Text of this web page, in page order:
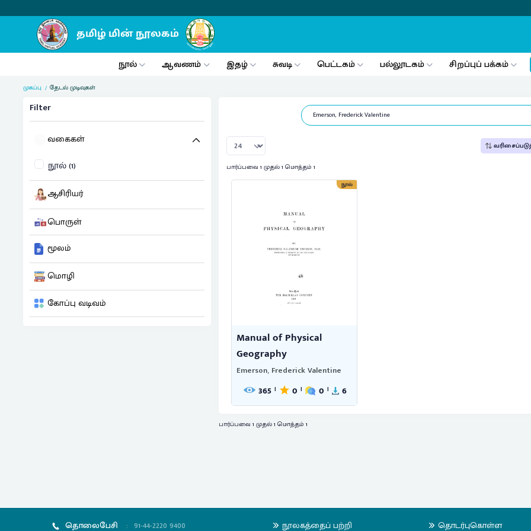
நூல் ஆவணம் இதழ் சுவடி பெட்டகம் பல்லூடகம் சிறப்புப் பக்கம்
முகப்பு தேடல் முடிவுகள்
Filter
வகைகள்
நூல் (1)
ஆசிரியர்
பொருள்
மூலம்
மொழி
கோப்பு வடிவம்
பார்ப்பவை 1 முதல் 1 மொத்தம் 1
நூல்
Manual of Physical
Geography
Emerson, Frederick Valentine
365 | 0 | 0 | 6
பார்ப்பவை 1 முதல் 1 மொத்தம் 1
தொலைபேசி : 91-44-2220 9400 நூலகத்தைப் பற்றி தொடர்புகொள்ள